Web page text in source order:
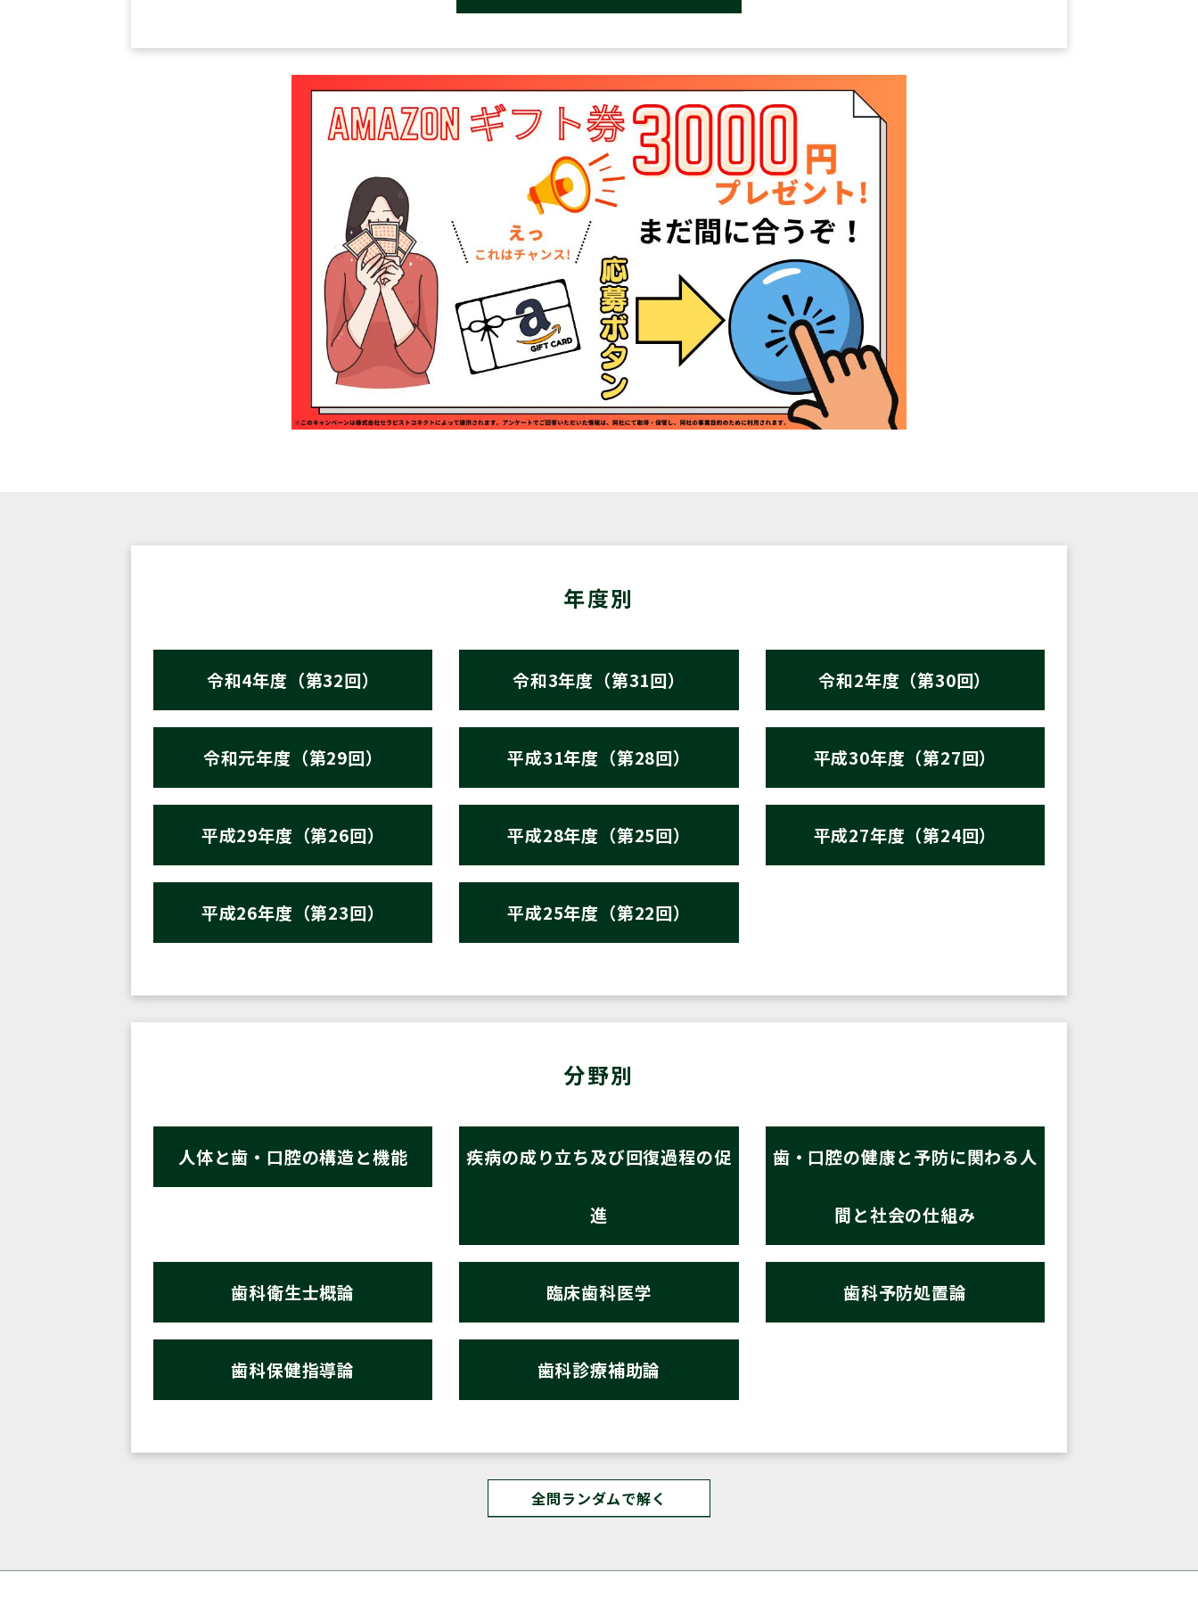
年度別
令和4年度（第32回） 令和3年度（第31回） 令和2年度（第30回）
令和元年度（第29回） 平成31年度（第28回） 平成30年度（第27回）
平成29年度（第26回） 平成28年度（第25回） 平成27年度（第24回）
平成26年度（第23回） 平成25年度（第22回）
分野別
人体と歯・口腔の構造と機能 疾病の成り立ち及び回復過程の促
進
歯・口腔の健康と予防に関わる人
間と社会の仕組み
歯科衛生士概論 臨床歯科医学 歯科予防処置論
歯科保健指導論 歯科診療補助論
全問ランダムで解く